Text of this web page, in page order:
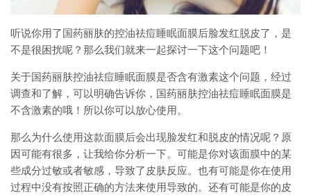
听说你用了国药丽肤的控油祛痘睡眠面膜后脸发红脱皮了，是
不是很困扰呢？那么我们就来一起探讨一下这个问题吧！
关于国药丽肤控油祛痘睡眠面膜是否含有激素这个问题，经过
调查和了解，可以明确告诉你，国药丽肤控油祛痘睡眠面膜是
不含激素的哦！所以你可以放心使用。
那么为什么使用这款面膜后会出现脸发红和脱皮的情况呢？原
因可能有很多，让我给你分析一下。可能是你对该面膜中的某
些成分过敏或者敏感，导致了皮肤反应。也有可能是你在使用
过程中没有按照正确的方法来使用导致的。还有可能是你的皮